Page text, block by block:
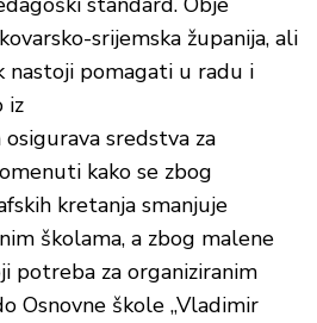
srijemska županija, ali
pomagati u radu i
iz
sredstva za
kako se zbog
kretanja smanjuje
školama, a zbog malene
potreba za organiziranim
Osnovne škole „Vladimir